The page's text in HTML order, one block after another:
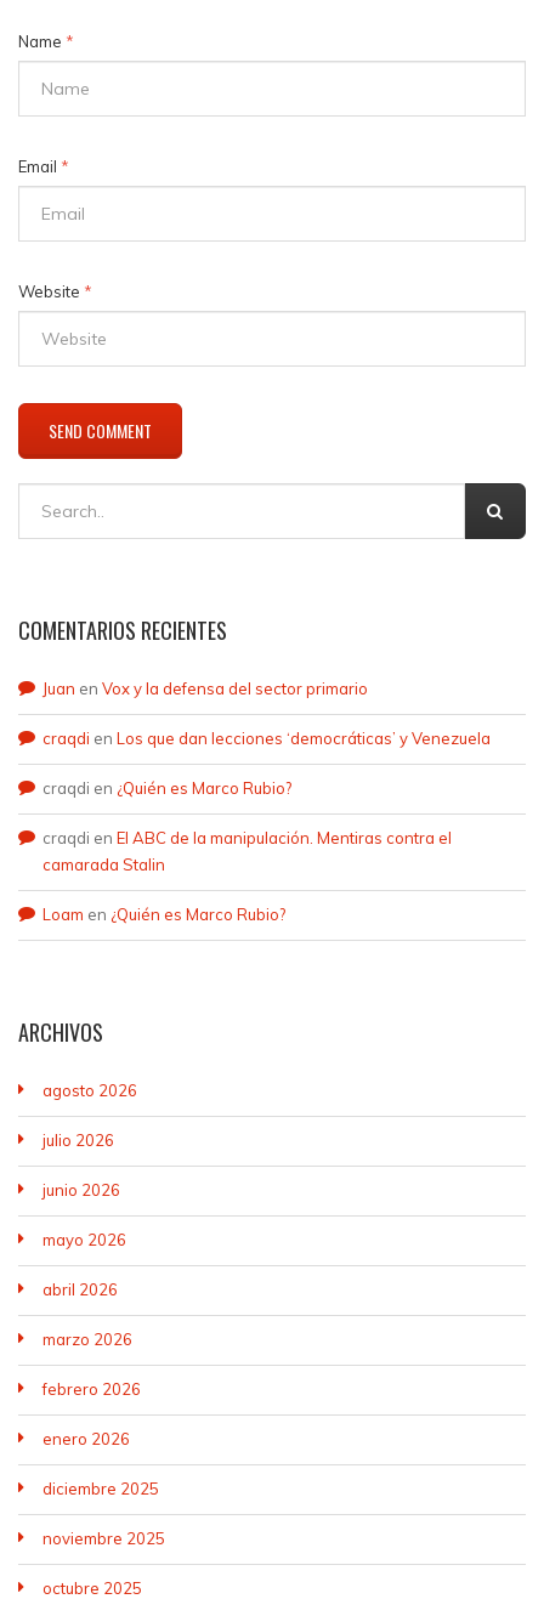
Name *
Email *
Website *
COMENTARIOS RECIENTES
Juan en Vox y la defensa del sector primario
craqdi en Los que dan lecciones ‘democráticas’ y Venezuela
craqdi en ¿Quién es Marco Rubio?
craqdi en El ABC de la manipulación. Mentiras contra el
camarada Stalin
Loam en ¿Quién es Marco Rubio?
ARCHIVOS
agosto 2026
julio 2026
junio 2026
mayo 2026
abril 2026
marzo 2026
febrero 2026
enero 2026
diciembre 2025
noviembre 2025
octubre 2025